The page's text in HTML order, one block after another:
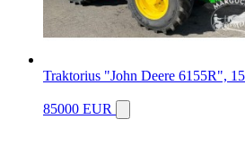
Traktorius "John Deere 6155R",
85000 EUR